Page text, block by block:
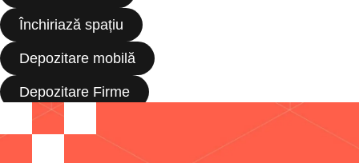
Închiriază spațiu
Depozitare mobilă
Depozitare Firme